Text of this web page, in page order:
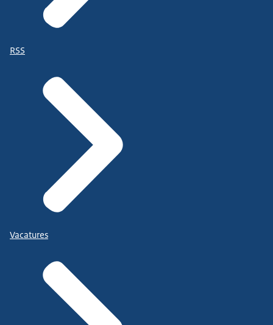
RSS
Vacatures